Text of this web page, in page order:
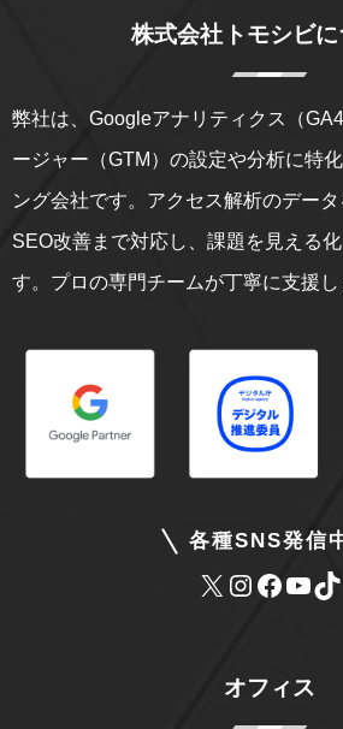
株式会社トモシビ
弊社は、Googleアナリティクス（
ージャー（GTM）の設定や分析に特
ング会社です。アクセス解析のデータ
SEO改善まで対応し、課題を見える
す。プロの専門チームが丁寧に支援し
各種SNS発信
オフィス